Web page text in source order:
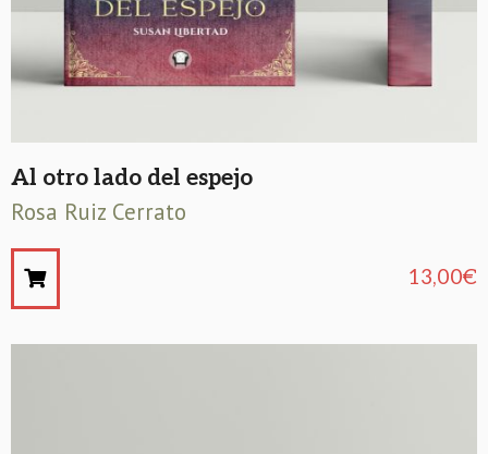
Al otro lado del espejo
Rosa Ruiz Cerrato
13,00€